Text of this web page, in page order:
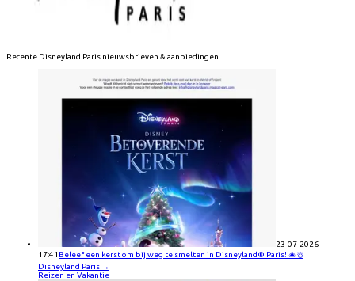
Recente Disneyland Paris nieuwsbrieven & aanbiedingen
23-07-2026
17:41 Beleef een kerst om bij weg te smelten in Disneyland® Paris! 🎄☃️
Disneyland Paris →
Reizen en Vakantie